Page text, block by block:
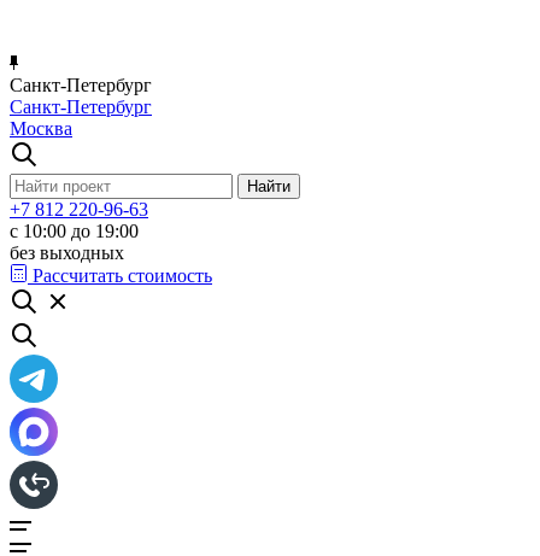
Санкт-Петербург
Санкт-Петербург
Москва
+7 812 220-96-63
с 10:00 до 19:00
без выходных
Рассчитать стоимость